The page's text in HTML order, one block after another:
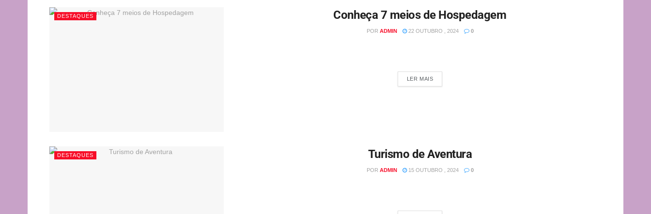
DESTAQUES Conheça 7 meios de Hospedagem
POR ADMIN 22 OUTUBRO , 2024 0
LER MAIS
DESTAQUES Turismo de Aventura
POR ADMIN 15 OUTUBRO , 2024 0